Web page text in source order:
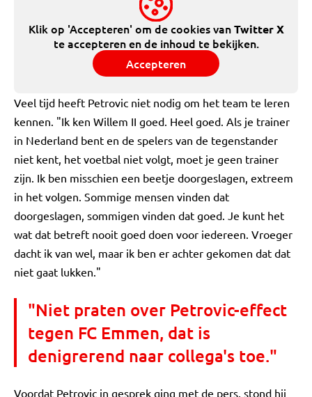
Klik op 'Accepteren' om de cookies vanTwitter X
te accepteren en de inhoud te bekijken.
Accepteren
Veel tijd heeft Petrovic niet nodig om het team te leren
kennen. "Ik ken Willem II goed. Heel goed. Als je trainer
in Nederland bent en de spelers van de tegenstander
niet kent, het voetbal niet volgt, moet je geen trainer
zijn. Ik ben misschien een beetje doorgeslagen, extreem
in het volgen. Sommige mensen vinden dat
doorgeslagen, sommigen vinden dat goed. Je kunt het
wat dat betreft nooit goed doen voor iedereen. Vroeger
dacht ik van wel, maar ik ben er achter gekomen dat dat
niet gaat lukken."
"Niet praten over Petrovic-effect
tegen FC Emmen, dat is
denigrerend naar collega's toe."
Voordat Petrovic in gesprek ging met de pers, stond hij